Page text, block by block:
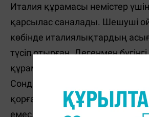
Италия құрамасы немістер
қарсылас саналады. Шешуші
көбінде италиялықтардың
түсіп отырған. Дегенмен
құрамасы нағыз бабында деуге
Сондықтан да ширақ шабуыл
қорғаныстың жеңімпазын дөп
емес.